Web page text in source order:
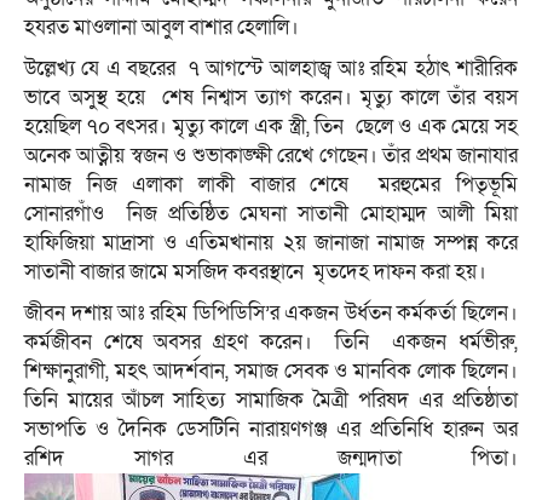
হযরত মাওলানা আবুল বাশার হেলালি।
উল্লেখ্য যে এ বছরের ৭ আগস্টে আলহাজ্ব আঃ রহিম হঠাৎ শারীরিক
ভাবে অসুস্থ হয়ে শেষ নিশ্বাস ত্যাগ করেন। মৃত্যু কালে তাঁর বয়স
হয়েছিল ৭০ বৎসর। মৃত্যু কালে এক স্ত্রী, তিন ছেলে ও এক মেয়ে সহ
অনেক আত্নীয় স্বজন ও শুভাকাঙ্ক্ষী রেখে গেছেন। তাঁর প্রথম জানাযার
নামাজ নিজ এলাকা লাকী বাজার শেষে মরহুমের পিতৃভূমি
সোনারগাঁও নিজ প্রতিষ্ঠিত মেঘনা সাতানী মোহাম্মদ আলী মিয়া
হাফিজিয়া মাদ্রাসা ও এতিমখানায় ২য় জানাজা নামাজ সম্পন্ন করে
সাতানী বাজার জামে মসজিদ কবরস্থানে মৃতদেহ দাফন করা হয়।
জীবন দশায় আঃ রহিম ডিপিডিসি’র একজন উর্ধতন কর্মকর্তা ছিলেন।
কর্মজীবন শেষে অবসর গ্রহণ করেন। তিনি একজন ধর্মভীরু,
শিক্ষানুরাগী, মহৎ আদর্শবান, সমাজ সেবক ও মানবিক লোক ছিলেন।
তিনি মায়ের আঁচল সাহিত্য সামাজিক মৈত্রী পরিষদ এর প্রতিষ্ঠাতা
সভাপতি ও দৈনিক ডেসটিনি নারায়ণগঞ্জ এর প্রতিনিধি হারুন অর
রশিদ সাগর এর জন্মদাতা পিতা।